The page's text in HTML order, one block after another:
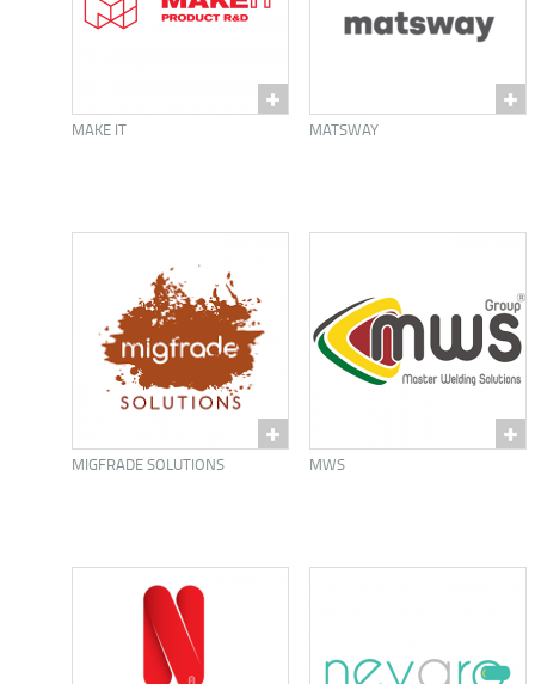
MAKE IT MATSWAY
MIGFRADE SOLUTIONS MWS